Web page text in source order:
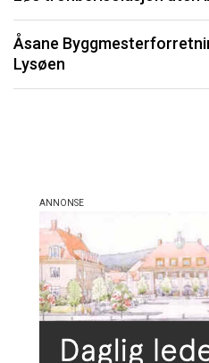
Åsane
Lysøen